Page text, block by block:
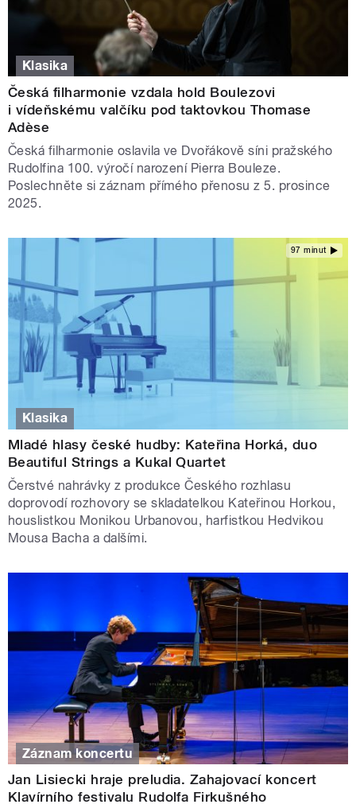
Klasika
Česká filharmonie vzdala hold Boulezovi
i vídeňskému valčíku pod taktovkou Thomase
Adèse
Česká filharmonie oslavila ve Dvořákově síni pražského
Rudolfina 100. výročí narození Pierra Bouleze.
Poslechněte si záznam přímého přenosu z 5. prosince
2025.
97 minut
Klasika
Mladé hlasy české hudby: Kateřina Horká, duo
Beautiful Strings a Kukal Quartet
Čerstvé nahrávky z produkce Českého rozhlasu
doprovodí rozhovory se skladatelkou Kateřinou Horkou,
houslistkou Monikou Urbanovou, harfistkou Hedvikou
Mousa Bacha a dalšími.
Záznam koncertu
Jan Lisiecki hraje preludia. Zahajovací koncert
Klavírního festivalu Rudolfa Firkušného